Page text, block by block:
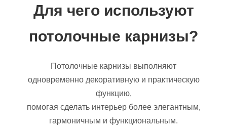
Для чего используют
потолочные карнизы?
Потолочные карнизы выполняют
одновременно декоративную и практическую
функцию,
помогая сделать интерьер более элегантным,
гармоничным и функциональным.